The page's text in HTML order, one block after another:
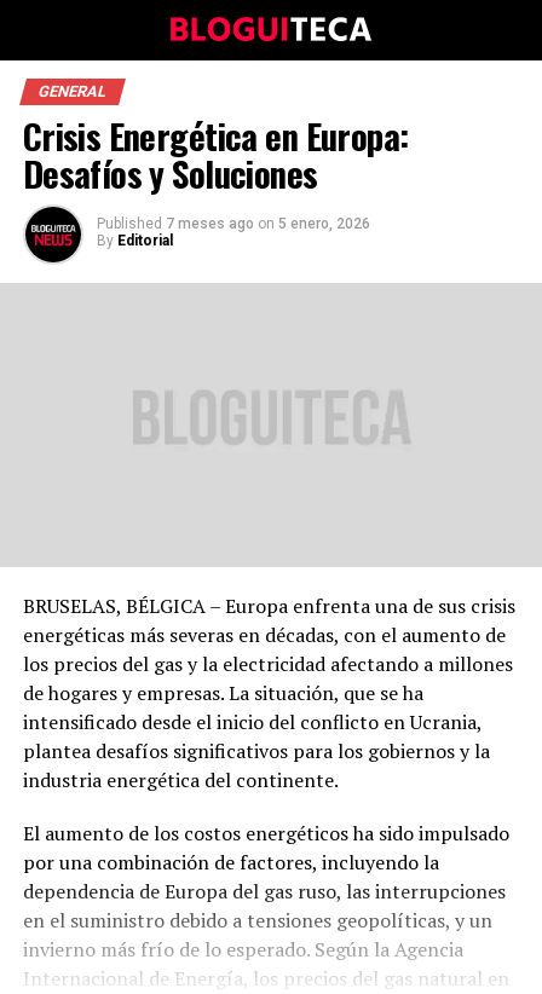
GENERAL
Crisis Energética en Europa:
Desafíos y Soluciones
Published 7 meses ago on 5 enero, 2026
By Editorial
BRUSELAS, BÉLGICA – Europa enfrenta una de sus crisis
energéticas más severas en décadas, con el aumento de
los precios del gas y la electricidad afectando a millones
de hogares y empresas. La situación, que se ha
intensificado desde el inicio del conflicto en Ucrania,
plantea desafíos significativos para los gobiernos y la
industria energética del continente.
El aumento de los costos energéticos ha sido impulsado
por una combinación de factores, incluyendo la
dependencia de Europa del gas ruso, las interrupciones
en el suministro debido a tensiones geopolíticas, y un
invierno más frío de lo esperado. Según la Agencia
Internacional de Energía, los precios del gas natural en